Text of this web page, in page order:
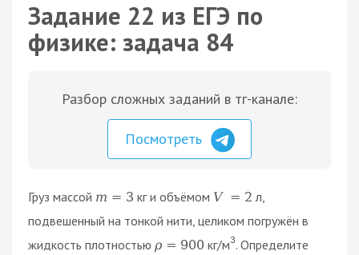
Задание 22 из ЕГЭ по
физике: задача 84
Разбор сложных заданий в тг-канале:
Посмотреть
Груз массой m = 3 кг и объёмом V = 2 л,
подвешенный на тонкой нити, целиком погружён в
жидкость плотностью ρ = 900 кг/м3. Определите